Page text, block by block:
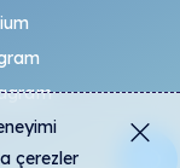
çerezler